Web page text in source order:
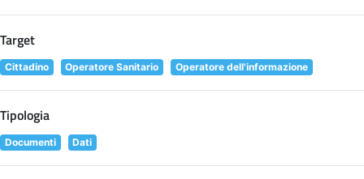
Target
Cittadino Operatore Sanitario Operatore dell'informazione
Tipologia
Documenti Dati